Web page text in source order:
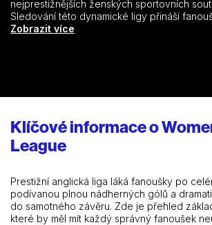
nejprestižnějších ženských sportovních
Sledování této dynamické ligy přináší
neopakovatelnou kombinaci
Zobrazit více
Klíčové informace o
League
Prestižní anglická liga láká fanoušky po
podívanou plnou nádherných gólů a
do samotného závěru. Zde je přehled
které by měl mít každý správný fanoušek